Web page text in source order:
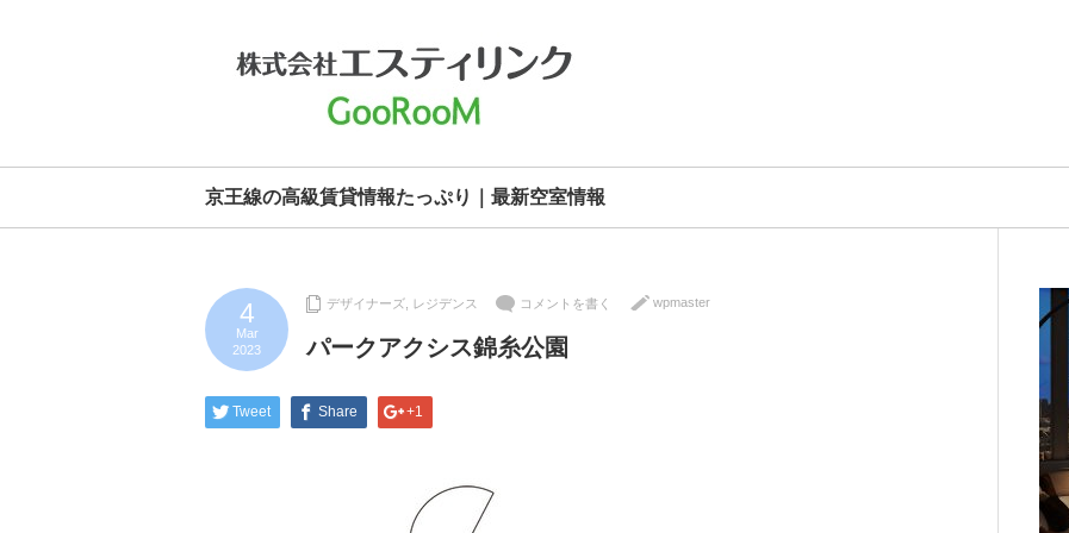
京王線の高級賃貸情報たっぷり｜最新空室情報
4
Mar
2023
デザイナーズ レジデンス コメントを書く wpmaster
パークアクシス錦糸公園
Tweet Share +1